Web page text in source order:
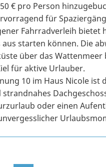
€ pro Person
für
Fahrradverleih bietet
starten können. Die
über das
für aktive Urlauber.
10 im Haus Nicole
oder einen